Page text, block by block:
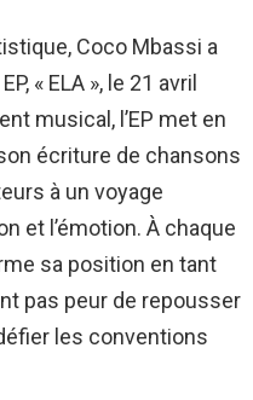
Coco Mbassi a
« ELA », le 21 avril
musical, l’EP met en
écriture de chansons
à un voyage
et l’émotion. À chaque
sa position en tant
pas peur de repousser
les conventions